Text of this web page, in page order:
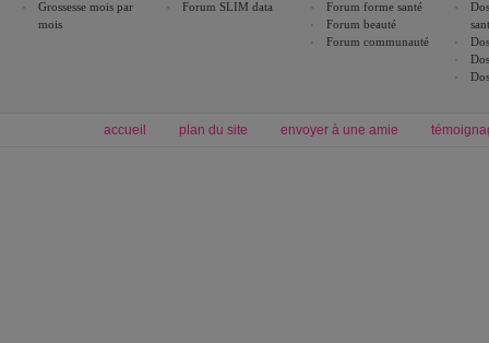
Grossesse mois par
mois
Forum SLIM data
Forum forme santé
Forum beauté
Forum communauté
accueil plan du site envoyer à une amie